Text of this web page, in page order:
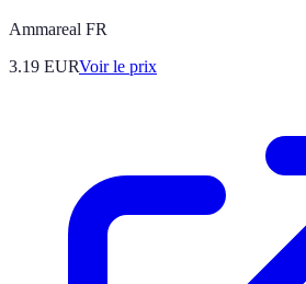
Ammareal FR
3.19 EURVoir le prix